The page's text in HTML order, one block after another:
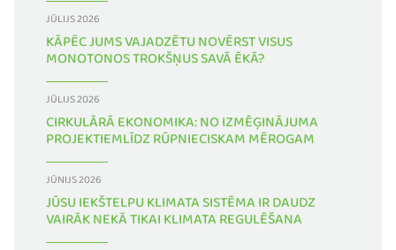
JŪLIJS 2026
KĀPĒC JUMS VAJADZĒTU NOVĒRST VISUS
MONOTONOS TROKŠŅUS SAVĀ ĒKĀ?
JŪLIJS 2026
CIRKULĀRĀ EKONOMIKA: NO IZMĒĢINĀJUMA
PROJEKTIEMLĪDZ RŪPNIECISKAM MĒROGAM
JŪNIJS 2026
JŪSU IEKŠTELPU KLIMATA SISTĒMA IR DAUDZ
VAIRĀK NEKĀ TIKAI KLIMATA REGULĒŠANA